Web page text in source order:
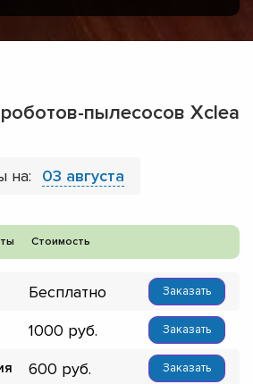
пылесосов Xclea
на: 03 августа
Стоимость
Бесплатно Заказать
1000 Заказать
600 Заказать